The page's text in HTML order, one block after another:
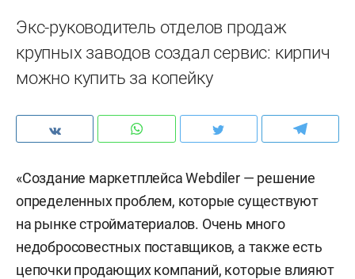
Экс-руководитель отделов продаж
крупных заводов создал сервис: кирпич
можно купить за копейку
«Создание маркетплейса Webdiler — решение
определенных проблем, которые существуют
на рынке стройматериалов. Очень много
недобросовестных поставщиков, а также есть
цепочки продающих компаний, которые влияют